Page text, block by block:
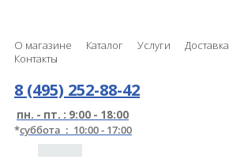
О магазине Каталог Услуги Доставка
Контакты
8 (495) 252-88-42
пн. - пт. : 9:00 - 18:00
*суббота : 10:00 - 17:00